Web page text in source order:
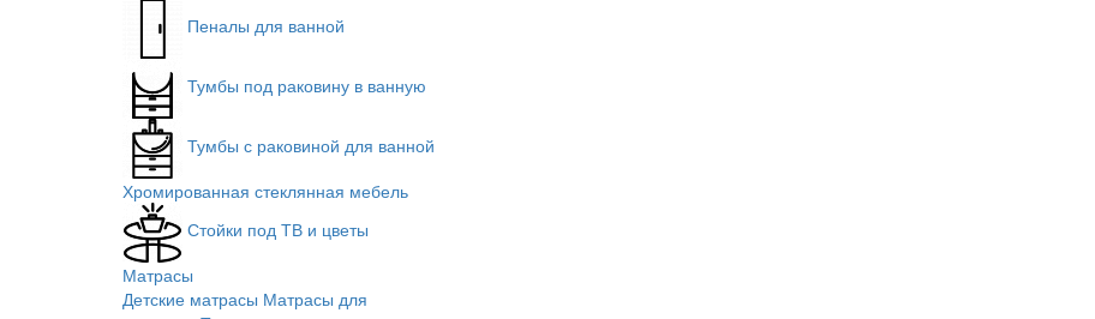
Пеналы для ванной
Тумбы под раковину в ванную
Тумбы с раковиной для ванной
Хромированная стеклянная мебель
Стойки под ТВ и цветы
Матрасы
Детские матрасы Матрасы для